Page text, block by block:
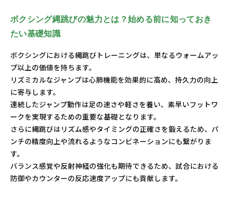
ボクシング縄跳びの魅力とは？始める前に知っておき
たい基礎知識
ボクシングにおける縄跳びトレーニングは、単なるウォームアッ
プ以上の価値を持ちます。
リズミカルなジャンプは心肺機能を効果的に高め、持久力の向上
に寄与します。
連続したジャンプ動作は足の速さや軽さを養い、素早いフットワ
ークを実現するための重要な基礎となります。
さらに縄跳びはリズム感やタイミングの正確さを鍛えるため、パ
ンチの精度向上や流れるようなコンビネーションにも繋がりま
す。
バランス感覚や反射神経の強化も期待できるため、試合における
防御やカウンターの反応速度アップにも貢献します。